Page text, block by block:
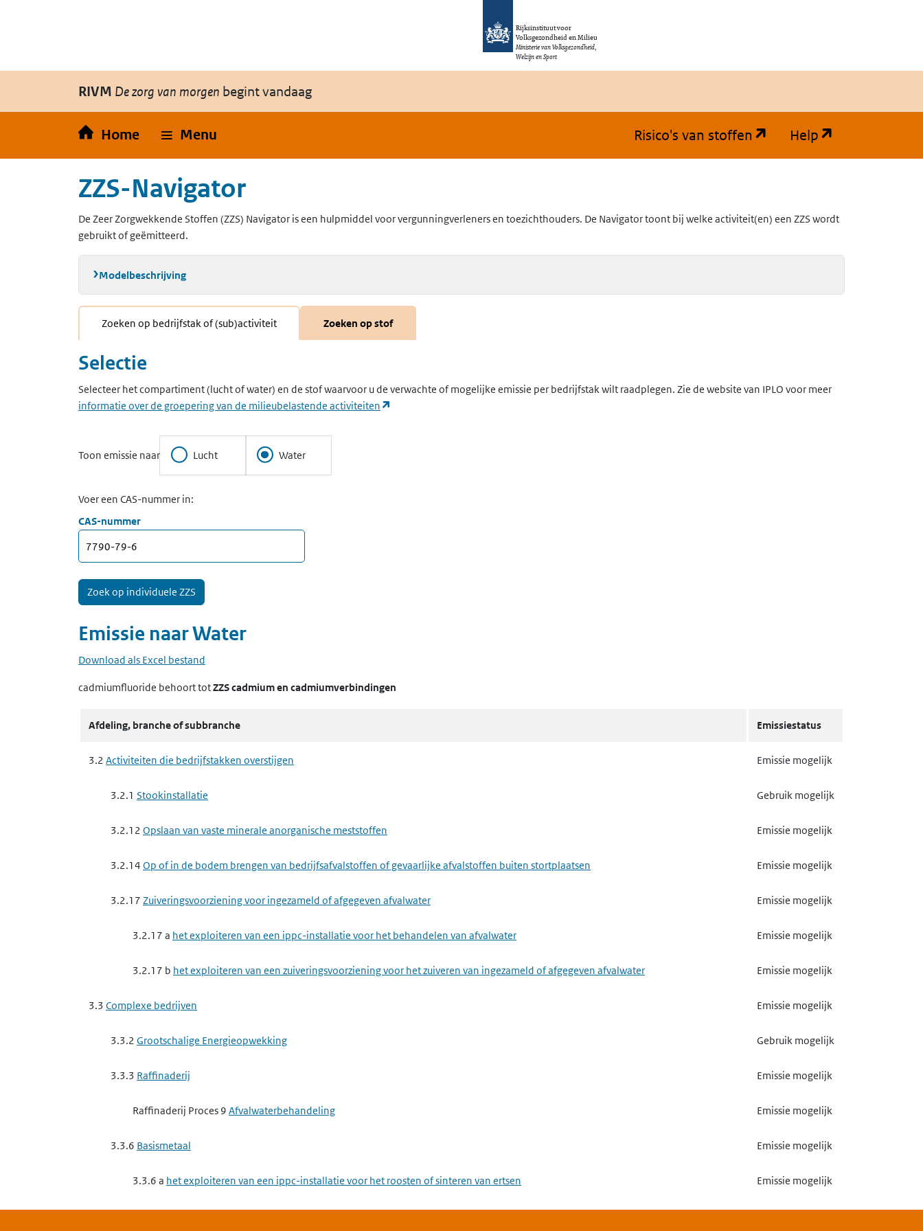
Rijksinstituut voor
Volksgezondheid en Milieu
Ministerie van Volksgezondheid,
Welzijn en Sport
RIVM De zorg van morgen begint vandaag
Home Menu Risico's van stoffen (opent in een nieuw
Help
ZZS-Navigator
De Zeer Zorgwekkende Stoffen (ZZS) Navigator is een hulpmiddel voor vergunningverleners en toezichthouders. De Navigator toont bij welke activiteit(en) een ZZS wordt
gebruikt of geëmitteerd.
Modelbeschrijving
Zoeken op bedrijfstak of (sub)activiteit Zoeken op stof
Selectie
Selecteer het compartiment (lucht of water) en de stof waarvoor u de verwachte of mogelijke emissie per bedrijfstak wilt raadplegen. Zie de website van IPLO voor meer
informatie over de groepering van de milieubelastende activiteiten
Toon emissie naar Lucht Water
Voer een CAS-nummer in:
CAS-nummer
Emissie naarWater
Download als Excel bestand
cadmiumfluoride behoort totZZS cadmium en cadmiumverbindingen
Afdeling, branche of subbranche Emissiestatus
3.2 Activiteiten die bedrijfstakken overstijgen Emissie mogelijk
3.2.1 Stookinstallatie Gebruik mogelijk
3.2.12 Opslaan van vaste minerale anorganische meststoffen Emissie mogelijk
3.2.14 Op of in de bodem brengen van bedrijfsafvalstoffen of gevaarlijke afvalstoffen buiten stortplaatsen Emissie mogelijk
3.2.17 Zuiveringsvoorziening voor ingezameld of afgegeven afvalwater Emissie mogelijk
3.2.17 a het exploiteren van een ippc-installatie voor het behandelen van afvalwater Emissie mogelijk
3.2.17 b het exploiteren van een zuiveringsvoorziening voor het zuiveren van ingezameld of afgegeven afvalwater Emissie mogelijk
3.3 Complexe bedrijven Emissie mogelijk
3.3.2 Grootschalige Energieopwekking Gebruik mogelijk
3.3.3 Raffinaderij Emissie mogelijk
Raffinaderij Proces 9 Afvalwaterbehandeling Emissie mogelijk
3.3.6 Basismetaal Emissie mogelijk
3.3.6 a het exploiteren van een ippc-installatie voor het roosten of sinteren van ertsen Emissie mogelijk